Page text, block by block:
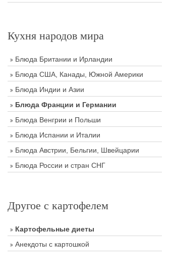
Кухня народов мира
Блюда Британии и Ирландии
Блюда США, Канады, Южной Америки
Блюда Индии и Азии
Блюда Франции и Германии
Блюда Венгрии и Польши
Блюда Испании и Италии
Блюда Австрии, Бельгии, Швейцарии
Блюда России и стран СНГ
Другое с картофелем
Картофельные диеты
Анекдоты с картошкой